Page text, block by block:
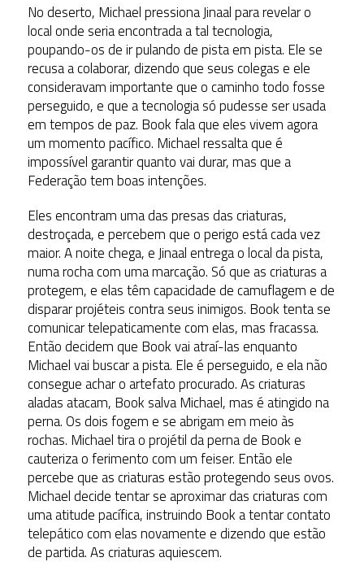
No deserto, Michael pressiona Jinaal para revelar o
local onde seria encontrada a tal tecnologia,
poupando-os de ir pulando de pista em pista. Ele se
recusa a colaborar, dizendo que seus colegas e ele
consideravam importante que o caminho todo fosse
perseguido, e que a tecnologia só pudesse ser usada
em tempos de paz. Book fala que eles vivem agora
um momento pacífico. Michael ressalta que é
impossível garantir quanto vai durar, mas que a
Federação tem boas intenções.
Eles encontram uma das presas das criaturas,
destroçada, e percebem que o perigo está cada vez
maior. A noite chega, e Jinaal entrega o local da pista,
numa rocha com uma marcação. Só que as criaturas a
protegem, e elas têm capacidade de camuflagem e de
disparar projéteis contra seus inimigos. Book tenta se
comunicar telepaticamente com elas, mas fracassa.
Então decidem que Book vai atraí-las enquanto
Michael vai buscar a pista. Ele é perseguido, e ela não
consegue achar o artefato procurado. As criaturas
aladas atacam, Book salva Michael, mas é atingido na
perna. Os dois fogem e se abrigam em meio às
rochas. Michael tira o projétil da perna de Book e
cauteriza o ferimento com um feiser. Então ele
percebe que as criaturas estão protegendo seus ovos.
Michael decide tentar se aproximar das criaturas com
uma atitude pacífica, instruindo Book a tentar contato
telepático com elas novamente e dizendo que estão
de partida. As criaturas aquiescem.